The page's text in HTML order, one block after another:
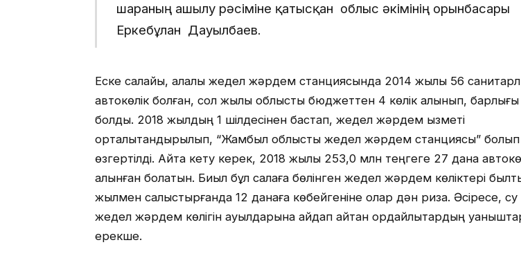
шараның ашылу рәсіміне қатысқан облыс әкімінің орынбасары
Еркебұлан Дауылбаев.
Еске салайық, қалалық жедел жәрдем станциясында 2014 жылы 56
автокөлік болған, сол жылы облыстық бюджеттен 4 көлік алынып, барлығы
болды. 2018 жылдың 1 шілдесінен бастап, жедел жәрдем қызметі
орталықтандырылып, “Жамбыл облыстық жедел жәрдем станциясы” болып
өзгертілді. Айта кету керек, 2018 жылы 253,0 млн теңгеге 27 дана
алынған болатын. Биыл бұл салаға бөлінген жедел жәрдем көліктері
жылмен салыстырғанда 12 данаға көбейгеніне олар дән риза. Әсіресе, су
жедел жәрдем көлігін ауылдарына айдап қайтқан қордайлықтардың
ерекше.